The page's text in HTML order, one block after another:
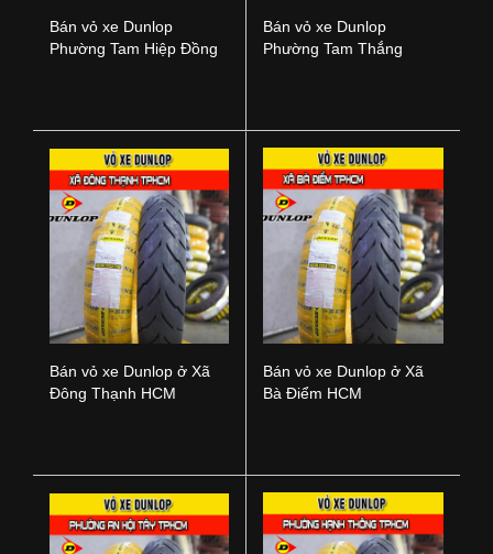
Bán vỏ xe Dunlop
Phường Tam Hiệp Đồng
Bán vỏ xe Dunlop
Phường Tam Thắng
Bán vỏ xe Dunlop ở Xã
Đông Thạnh HCM
Bán vỏ xe Dunlop ở Xã
Bà Điểm HCM